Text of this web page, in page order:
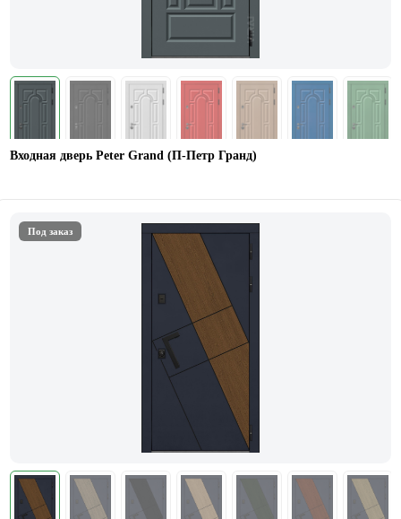
Входная дверь Peter Grand (П-Петр Гранд)
Под заказ